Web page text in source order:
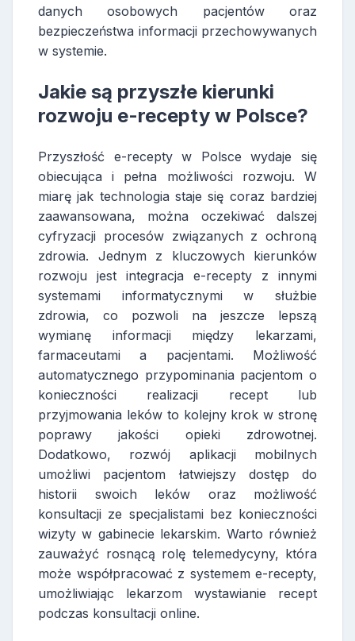
danych osobowych pacjentów oraz
bezpieczeństwa informacji przechowywanych
w systemie.
Jakie są przyszłe kierunki
rozwoju e-recepty w Polsce?
Przyszłość e-recepty w Polsce wydaje się
obiecująca i pełna możliwości rozwoju. W
miarę jak technologia staje się coraz bardziej
zaawansowana, można oczekiwać dalszej
cyfryzacji procesów związanych z ochroną
zdrowia. Jednym z kluczowych kierunków
rozwoju jest integracja e-recepty z innymi
systemami informatycznymi w służbie
zdrowia, co pozwoli na jeszcze lepszą
wymianę informacji między lekarzami,
farmaceutami a pacjentami. Możliwość
automatycznego przypominania pacjentom o
konieczności realizacji recept lub
przyjmowania leków to kolejny krok w stronę
poprawy jakości opieki zdrowotnej.
Dodatkowo, rozwój aplikacji mobilnych
umożliwi pacjentom łatwiejszy dostęp do
historii swoich leków oraz możliwość
konsultacji ze specjalistami bez konieczności
wizyty w gabinecie lekarskim. Warto również
zauważyć rosnącą rolę telemedycyny, która
może współpracować z systemem e-recepty,
umożliwiając lekarzom wystawianie recept
podczas konsultacji online.